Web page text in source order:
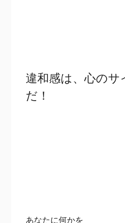
違和感は、心のサ
だ！
あなたに何かを